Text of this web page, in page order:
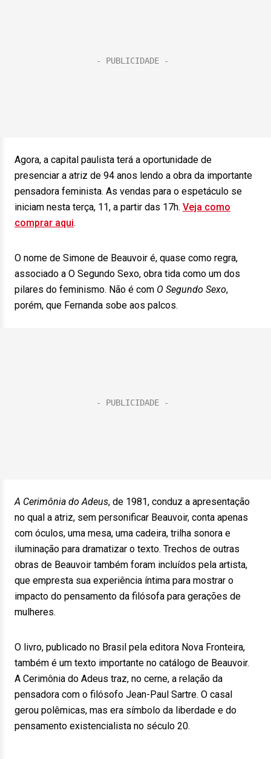
Agora, a capital paulista terá a oportunidade de
presenciar a atriz de 94 anos lendo a obra da importante
pensadora feminista. As vendas para o espetáculo se
iniciam nesta terça, 11, a partir das 17h. Veja como
comprar aqui.
O nome de Simone de Beauvoir é, quase como regra,
associado a O Segundo Sexo, obra tida como um dos
pilares do feminismo. Não é com O Segundo Sexo,
porém, que Fernanda sobe aos palcos.
A Cerimônia do Adeus, de 1981, conduz a apresentação
no qual a atriz, sem personificar Beauvoir, conta apenas
com óculos, uma mesa, uma cadeira, trilha sonora e
iluminação para dramatizar o texto. Trechos de outras
obras de Beauvoir também foram incluídos pela artista,
que empresta sua experiência íntima para mostrar o
impacto do pensamento da filósofa para gerações de
mulheres.
O livro, publicado no Brasil pela editora Nova Fronteira,
também é um texto importante no catálogo de Beauvoir.
A Cerimônia do Adeus traz, no cerne, a relação da
pensadora com o filósofo Jean-Paul Sartre. O casal
gerou polêmicas, mas era símbolo da liberdade e do
pensamento existencialista no século 20.